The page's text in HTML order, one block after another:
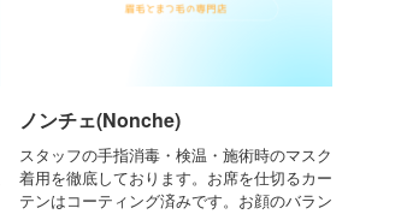
ノンチェ(Nonche)
スタッフの手指消毒・検温・施術時のマスク
着用を徹底しております。お席を仕切るカー
テンはコーティング済みです。お顔のバラン